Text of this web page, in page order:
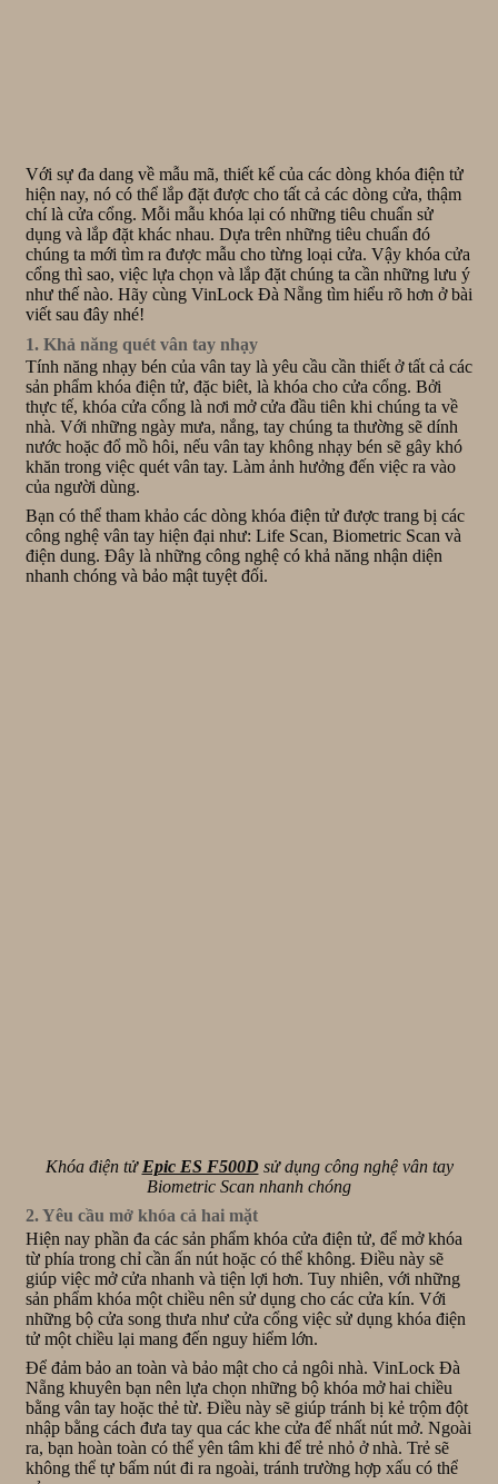
Với sự đa dang về mẫu mã, thiết kế của các dòng khóa điện tử
hiện nay, nó có thể lắp đặt được cho tất cả các dòng cửa, thậm
chí là cửa cổng. Mỗi mẫu khóa lại có những tiêu chuẩn sử
dụng và lắp đặt khác nhau. Dựa trên những tiêu chuẩn đó
chúng ta mới tìm ra được mẫu cho từng loại cửa. Vậy khóa cửa
cổng thì sao, việc lựa chọn và lắp đặt chúng ta cần những lưu ý
như thế nào. Hãy cùng VinLock Đà Nẵng tìm hiểu rõ hơn ở bài
viết sau đây nhé!
1. Khả năng quét vân tay nhạy
Tính năng nhạy bén của vân tay là yêu cầu cần thiết ở tất cả các
sản phẩm khóa điện tử, đặc biêt, là khóa cho cửa cổng. Bởi
thực tế, khóa cửa cổng là nơi mở cửa đầu tiên khi chúng ta về
nhà. Với những ngày mưa, nắng, tay chúng ta thường sẽ dính
nước hoặc đổ mồ hôi, nếu vân tay không nhạy bén sẽ gây khó
khăn trong việc quét vân tay. Làm ảnh hưởng đến việc ra vào
của người dùng.
Bạn có thể tham khảo các dòng khóa điện tử được trang bị các
công nghệ vân tay hiện đại như: Life Scan, Biometric Scan và
điện dung. Đây là những công nghệ có khả năng nhận diện
nhanh chóng và bảo mật tuyệt đối.
Khóa điện tử Epic ES F500Dsử dụng công nghệ vân tay
Biometric Scan nhanh chóng
2. Yêu cầu mở khóa cả hai mặt
Hiện nay phần đa các sản phẩm khóa cửa điện tử, để mở khóa
từ phía trong chỉ cần ấn nút hoặc có thể không. Điều này sẽ
giúp việc mở cửa nhanh và tiện lợi hơn. Tuy nhiên, với những
sản phẩm khóa một chiều nên sử dụng cho các cửa kín. Với
những bộ cửa song thưa như cửa cổng việc sử dụng khóa điện
tử một chiều lại mang đến nguy hiểm lớn.
Để đảm bảo an toàn và bảo mật cho cả ngôi nhà. VinLock Đà
Nẵng khuyên bạn nên lựa chọn những bộ khóa mở hai chiều
bằng vân tay hoặc thẻ từ. Điều này sẽ giúp tránh bị kẻ trộm đột
nhập bằng cách đưa tay qua các khe cửa để nhất nút mở. Ngoài
ra, bạn hoàn toàn có thể yên tâm khi để trẻ nhỏ ở nhà. Trẻ sẽ
không thể tự bấm nút đi ra ngoài, tránh trường hợp xấu có thể